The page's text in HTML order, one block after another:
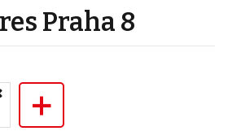
Praha 8
+